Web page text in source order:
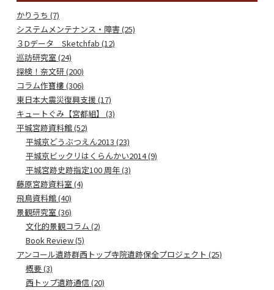
かりうち (7)
システムメンテナンス・障害 (25)
３Dデータ Sketchfab (12)
巡訪研究室 (24)
探検！奈文研 (200)
コラム作寶樓 (306)
東日本大震災復興支援 (17)
キュートぐみ【宮都組】 (3)
平城宮跡資料館 (52)
平城京どうぶつえん2013 (23)
平城京ビックリはくらんかい2014 (9)
平城宮跡史跡指定100 周年 (3)
藤原宮跡資料室 (4)
飛鳥資料館 (40)
景観研究室 (36)
文化的景観コラム (2)
Book Review (5)
アンコール遺跡群西トップ寺院遺跡保全プロジェクト (25)
概要 (3)
西トップ遺跡通信 (20)